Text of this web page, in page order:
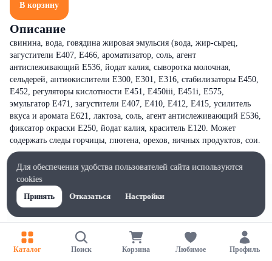
В корзину
Описание
свинина, вода, говядина жировая эмульсия (вода, жир-сырец,
загустители Е407, Е466, ароматизатор, соль, агент
антислеживающий Е536, йодат калия, сыворотка молочная,
сельдерей, антиокислители Е300, Е301, Е316, стабилизаторы Е450,
Е452, регуляторы кислотности Е451, Е450iii, Е451i, Е575,
эмульгатор Е471, загустители Е407, Е410, Е412, Е415, усилитель
вкуса и аромата Е621, лактоза, соль, агент антислеживающий Е536,
фиксатор окраски Е250, йодат калия, краситель Е120. Может
содержать следы горчицы, глютена, орехов, яичных продуктов, сои.
Каталог Поиск Корзина Любимое Профиль
Для обеспечения удобства пользователей сайта используются
cookies
Принять
Отказаться Настройки